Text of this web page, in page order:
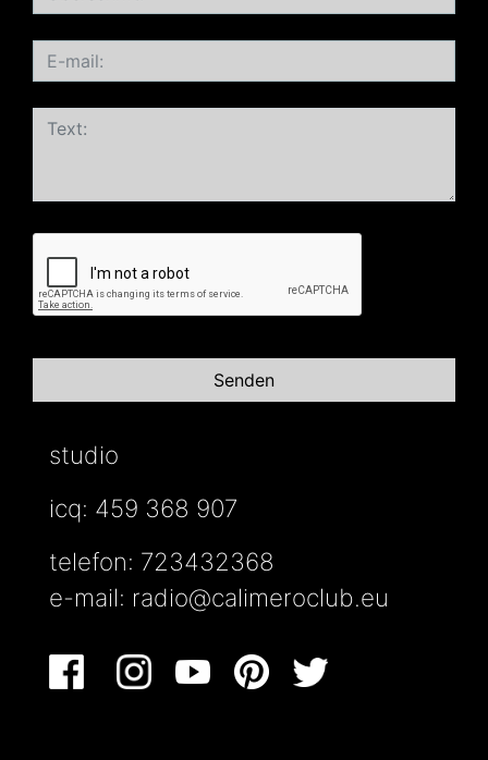
studio
icq: 459 368 907
telefon: 723432368
e-mail: radio@calimeroclub.eu